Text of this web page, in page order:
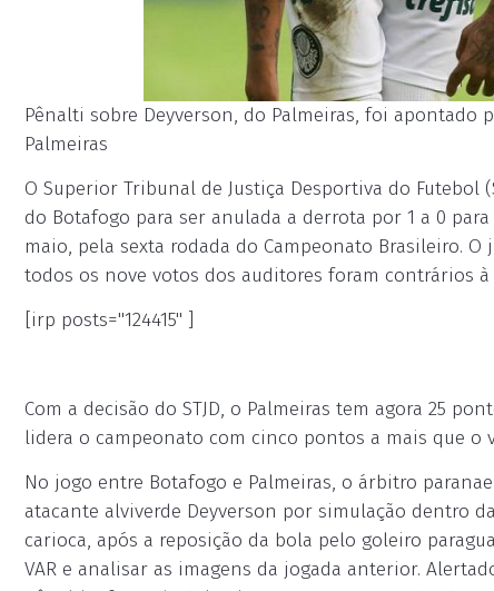
Pênalti sobre Deyverson, do Palmeiras, foi apontado
Palmeiras
O Superior Tribunal de Justiça Desportiva do
do Botafogo para ser anulada a derrota por 1 a 0
maio, pela sexta rodada do Campeonato Brasileiro.
todos os nove votos dos auditores foram contrários
[irp posts="124415" ]
Com a decisão do STJD, o Palmeiras tem agora 25
lidera o campeonato com cinco pontos a mais que o
No jogo entre Botafogo e Palmeiras, o árbitro
atacante alviverde Deyverson por simulação dentro
carioca, após a reposição da bola pelo goleiro
VAR e analisar as imagens da jogada anterior.